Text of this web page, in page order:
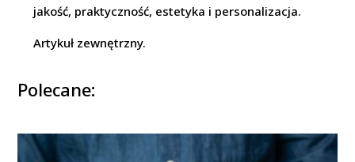
jakość, praktyczność, estetyka i personalizacja.
Artykuł zewnętrzny.
Polecane: